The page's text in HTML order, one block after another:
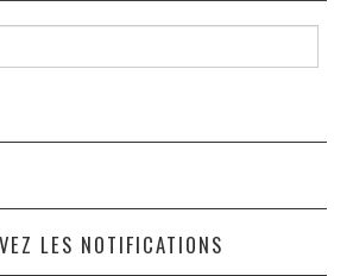
LES NOTIFICATIONS